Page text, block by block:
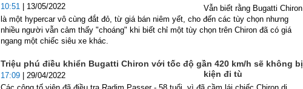
10:51 | 13/05/2022
Vẫn biết rằng Bugatti Chiron
là một hypercar vô cùng đắt đỏ, từ giá bán niêm yết, cho đến các tùy chọn nhưng
nhiều người vẫn cảm thấy "choáng" khi biết chỉ một tùy chọn trên Chiron đã có giá
ngang một chiếc siêu xe khác.
Triệu phú điều khiển Bugatti Chiron với tốc độ gần 420 km/h sẽ không bị
kiện đi tù
17:09 | 29/04/2022